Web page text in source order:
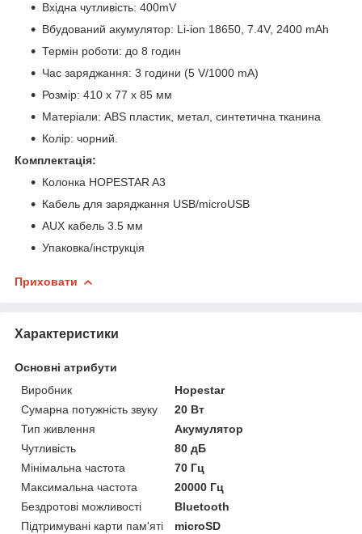
Вхідна чутливість: 400mV
Вбудований акумулятор: Li-ion 18650, 7.4V, 2400 mAh
Термін роботи: до 8 годин
Час заряджання: 3 години (5 V/1000 mA)
Розмір: 410 х 77 х 85 мм
Матеріали: ABS пластик, метал, синтетична тканина
Колір: чорний.
Комплектація:
Колонка HOPESTAR A3
Кабель для заряджання USB/microUSB
AUX кабель 3.5 мм
Упаковка/інструкція
Приховати
Характеристики
Основні атрибути
Виробник
Hopestar
Сумарна потужність звуку
20 Вт
Тип живлення
Акумулятор
Чутливість
80 дБ
Мінімальна частота
70 Гц
Максимальна частота
20000 Гц
Бездротові можливості
Bluetooth
Підтримувані карти пам'яті
microSD